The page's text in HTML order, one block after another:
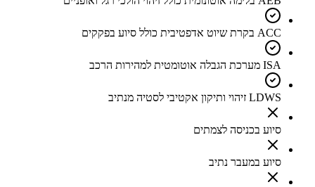
ACC בקרת שיוט אדפטיבית כולל סיוע בפקקים
ISA מערכת הגבלה אוטומטית למהירות הרכב
LDWS זיהוי ותיקון אקטיבי לסטיה מנתיב
סיוע בכניסה לצמתים
סיוע במעבר נתיב